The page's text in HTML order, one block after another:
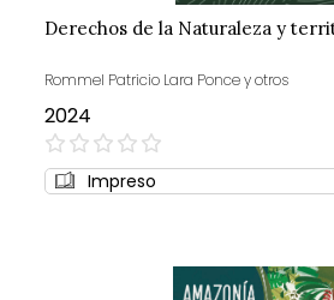
Derechos de la Naturaleza y
Rommel Patricio Lara Ponce y otros
2024
0%
Impreso